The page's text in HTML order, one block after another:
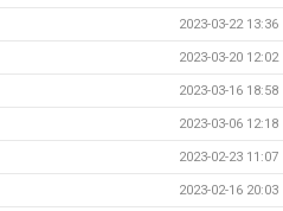
2023-03-22 13:36
2023-03-20 12:02
2023-03-16 18:58
2023-03-06 12:18
2023-02-23 11:07
2023-02-16 20:03